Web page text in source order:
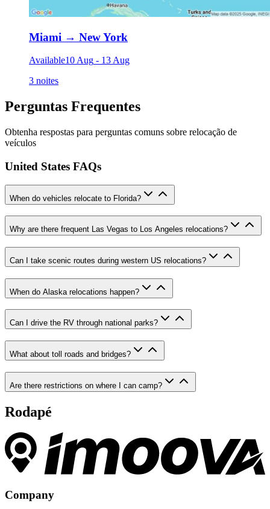
Miami → New York
Available10 Aug - 13 Aug
3 noites
Perguntas Frequentes
Obtenha respostas para perguntas comuns sobre relocação de
veículos
United States FAQs
When do vehicles relocate to Florida?
Why are there frequent Las Vegas to Los Angeles relocations?
Can I take scenic routes during western US relocations?
When do Alaska relocations happen?
Can I drive the RV through national parks?
What about toll roads and bridges?
Are there restrictions on where I can camp?
Rodapé
Company